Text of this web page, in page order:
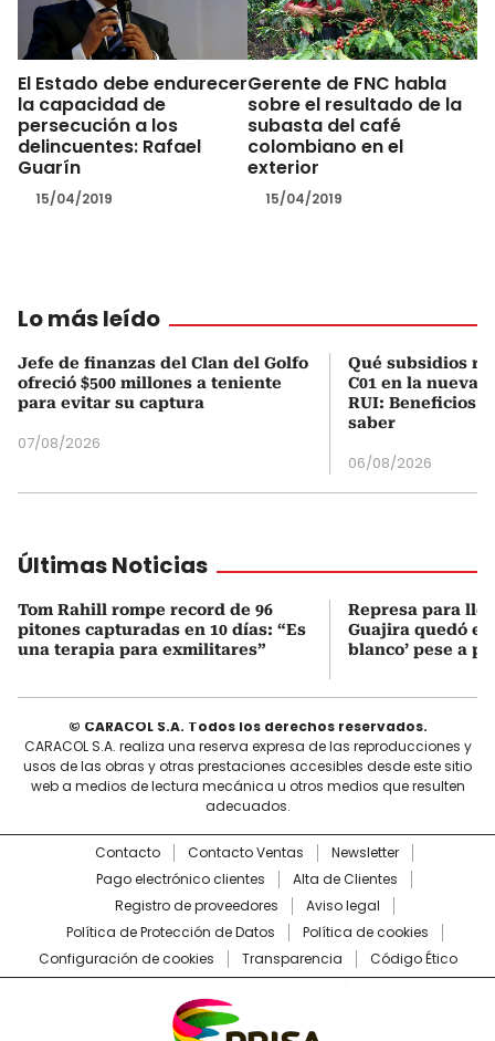
El Estado debe endurecer
la capacidad de
persecución a los
delincuentes: Rafael
Guarín
15/04/2019
Gerente de FNC habla
sobre el resultado de la
subasta del café
colombiano en el
exterior
15/04/2019
Lo más leído
Jefe de finanzas del Clan del Golfo
ofreció $500 millones a teniente
para evitar su captura
07/08/2026
Qué subsidios
C01 en la nueva
RUI: Beneficios
saber
06/08/2026
Últimas Noticias
Tom Rahill rompe record de 96
pitones capturadas en 10 días: “Es
una terapia para exmilitares”
Represa para
Guajira quedó en
blanco’ pese a
© CARACOL S.A. Todos los derechos reservados.
CARACOL S.A. realiza una reserva expresa de las reproducciones y
usos de las obras y otras prestaciones accesibles desde este sitio
web a medios de lectura mecánica u otros medios que resulten
adecuados.
Contacto Contacto Ventas
Newsletter
Pago electrónico clientes
Alta de Clientes
Registro de proveedores
Aviso legal
Política de Protección de Datos
Política de cookies
Configuración de cookies
Transparencia Código Ético